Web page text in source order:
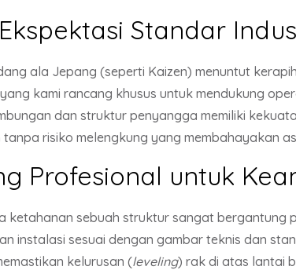
Standar
ala Jepang (seperti Kaizen) menuntut
kami rancang khusus untuk mendukung
dan struktur penyangga memiliki
risiko melengkung yang membahayakan
Profesional untuk
ketahanan sebuah struktur sangat bergantung
instalasi sesuai dengan gambar teknis dan
kelurusan (leveling) rak di atas lantai